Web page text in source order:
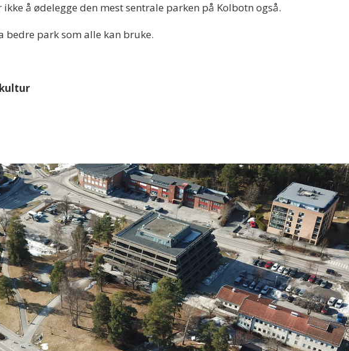
å ødelegge den mest sentrale parken på Kolbotn også.
bedre park som alle kan bruke.